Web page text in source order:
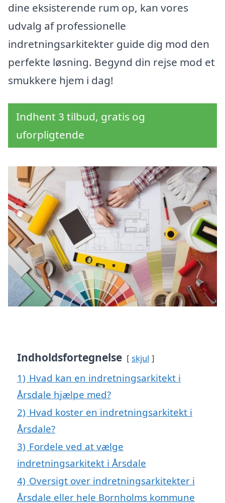
dine eksisterende rum op, kan vores
udvalg af professionelle
indretningsarkitekter guide dig mod den
perfekte løsning. Begynd din rejse mod et
smukkere hjem i dag!
Indhent 3 tilbud, gratis og
uforpligtende
Indholdsfortegnelse skjul
1) Hvad kan en indretningsarkitekt i
Årsdale hjælpe med?
2) Hvad koster en indretningsarkitekt i
Årsdale?
3) Fordele ved at vælge
indretningsarkitekt i Årsdale
4) Oversigt over indretningsarkitekter i
Årsdale eller hele Bornholms kommune